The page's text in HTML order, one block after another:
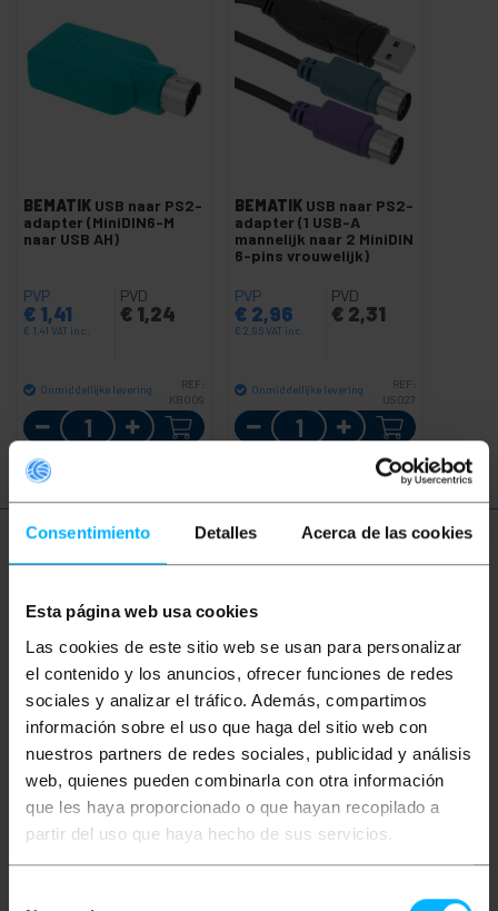
Consentimiento Detalles Acerca de las cookies
Esta página web usa cookies
Las cookies de este sitio web se usan para personalizar
el contenido y los anuncios, ofrecer funciones de redes
sociales y analizar el tráfico. Además, compartimos
información sobre el uso que haga del sitio web con
nuestros partners de redes sociales, publicidad y análisis
web, quienes pueden combinarla con otra información
que les haya proporcionado o que hayan recopilado a
partir del uso que haya hecho de sus servicios.
BEMATIK USB naar PS2-
adapter (MiniDIN6-M
naar USB AH)
PVP
€ 1,41
€ 1,41 VAT inc.
PVD
€1,24
Onmiddellijke levering
REF:
KB009
Aantal
BEMATIK USB naar PS2-
adapter (1 USB-A
mannelijk naar 2 MiniDIN
6-pins vrouwelijk)
PVP
€ 2,96
€ 2,96VAT inc.
PVD
€2,31
Onmiddellijke levering
REF:
US027
Aantal
Meer informatie
Beschrijving
Praktische adapter waarmee u een PS2-muis op een
USB-poort kunt aansluiten. Compatibel met de
overgrote meerderheid van muizen op de markt,
maar niet met alle modellen. De muizen die werken,
zijn de muizen die de Logitech-standaard volgen,
Microsoft, enz. De pin-out van deze connector is als
volgt (PS2-USB): 4-1, 1-2, 5-3, 3-4 en SS.